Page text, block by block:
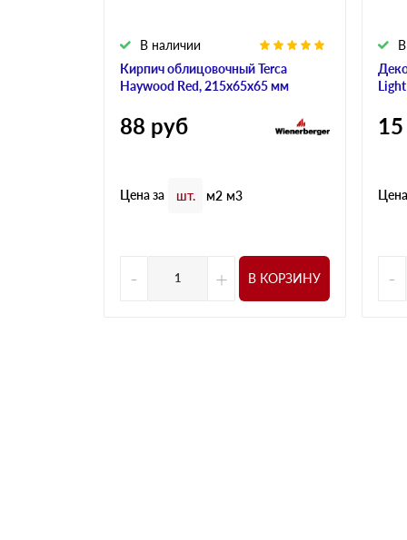
Кирпич облицовочный Terca
Haywood Red, 215х65х65 мм
В наличии
88 руб
Цена за шт. м2 м3
- + В КОРЗИНУ
15
-